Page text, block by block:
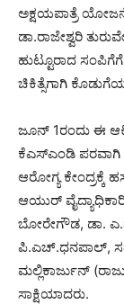
ಅಕ್ಷಯಪಾತ್ರೆ
ಡಾ.ರಾಜೇಶ್ವರಿ
ಹುಟ್ಟೂರಾದ
ಚಿಕಿತ್ಸೆಗಾಗಿ
ಜೂನ್ 1ರಂದು ಈ
ಕೆಎಸ್‍ಎಂಡಿ ಪರವಾಗಿ
ಆರೋಗ್ಯ ಕೇಂದ್ರಕ್ಕೆ
ಆಯುರ್
ಬೋರೇಗೌಡ, ಡಾ.
ಪಿ.ಎಚ್.ಧನಪಾಲ್,
ಮಲ್ಲಿಕಾರ್ಜುನ್
ಸಾಕ್ಷಿಯಾದರು.